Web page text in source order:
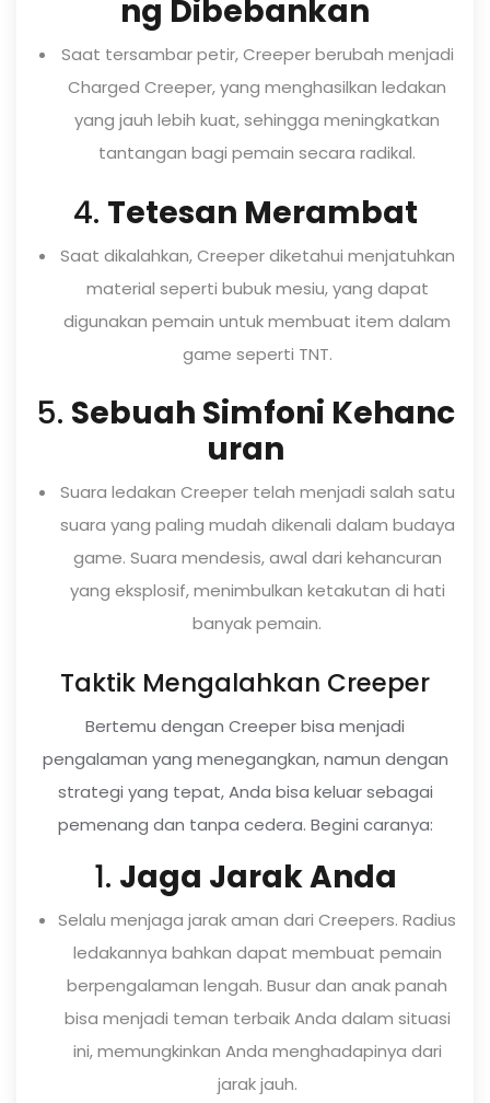
ng Dibebankan
Saat tersambar petir, Creeper berubah menjadi
Charged Creeper, yang menghasilkan ledakan
yang jauh lebih kuat, sehingga meningkatkan
tantangan bagi pemain secara radikal.
4. Tetesan Merambat
Saat dikalahkan, Creeper diketahui menjatuhkan
material seperti bubuk mesiu, yang dapat
digunakan pemain untuk membuat item dalam
game seperti TNT.
5. Sebuah Simfoni Kehanc
uran
Suara ledakan Creeper telah menjadi salah satu
suara yang paling mudah dikenali dalam budaya
game. Suara mendesis, awal dari kehancuran
yang eksplosif, menimbulkan ketakutan di hati
banyak pemain.
Taktik Mengalahkan Creeper
Bertemu dengan Creeper bisa menjadi
pengalaman yang menegangkan, namun dengan
strategi yang tepat, Anda bisa keluar sebagai
pemenang dan tanpa cedera. Begini caranya:
1. Jaga Jarak Anda
Selalu menjaga jarak aman dari Creepers. Radius
ledakannya bahkan dapat membuat pemain
berpengalaman lengah. Busur dan anak panah
bisa menjadi teman terbaik Anda dalam situasi
ini, memungkinkan Anda menghadapinya dari
jarak jauh.